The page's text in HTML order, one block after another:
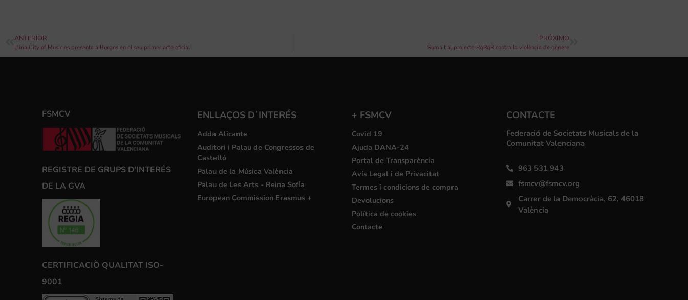
ANTERIOR
Llíria City of Music es presenta a Burgos en el seu primer acte oficial
PRÓXIMO
Suma’t al projecte RqRqR contra la violència de gènere
FSMCV
REGISTRE DE GRUPS D'INTERÉS
DE LA GVA
CERTIFICACIÒ QUALITAT ISO-
9001
ENLLAÇOS D´INTERÉS
Adda Alicante
Auditori i Palau de Congressos de
Castelló
Palau de la Música València
Palau de Les Arts - Reina Sofía
European Commission Erasmus +
+ FSMCV
Covid 19
Ajuda DANA-24
Portal de Transparència
Avís Legal i de Privacitat
Termes i condicions de compra
Devolucions
Política de cookies
Contacte
CONTACTE
Federació de Societats Musicals de la
Comunitat Valenciana
963 531 943
fsmcv@fsmcv.org
Carrer de la Democràcia, 62, 46018
València